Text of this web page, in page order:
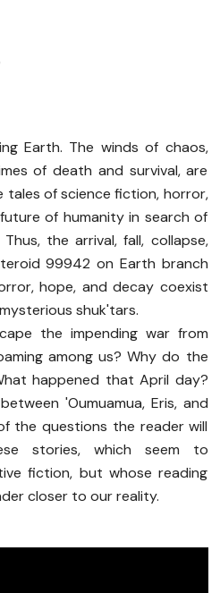
Earth. The winds of chaos,
of death and survival, are
tales of science fiction, horror,
of humanity in search of
the arrival, fall, collapse,
99942 on Earth branch
hope, and decay coexist
shuk'tars.
the impending war from
among us? Why do the
happened that April day?
'Oumuamua, Eris, and
the questions the reader will
stories, which seem to
fiction, but whose reading
closer to our reality.